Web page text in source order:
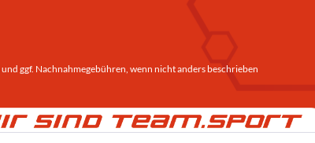
und ggf. Nachnahmegebühren, wenn nicht anders beschrieben